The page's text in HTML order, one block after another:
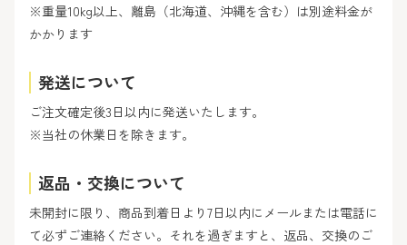
※重量10kg以上、離島（北海道、沖縄を含む）は別途料金が
かかります
発送について
ご注文確定後3日以内に発送いたします。
※当社の休業日を除きます。
返品・交換について
未開封に限り、商品到着日より7日以内にメールまたは電話に
て必ずご連絡ください。それを過ぎますと、返品、交換のご